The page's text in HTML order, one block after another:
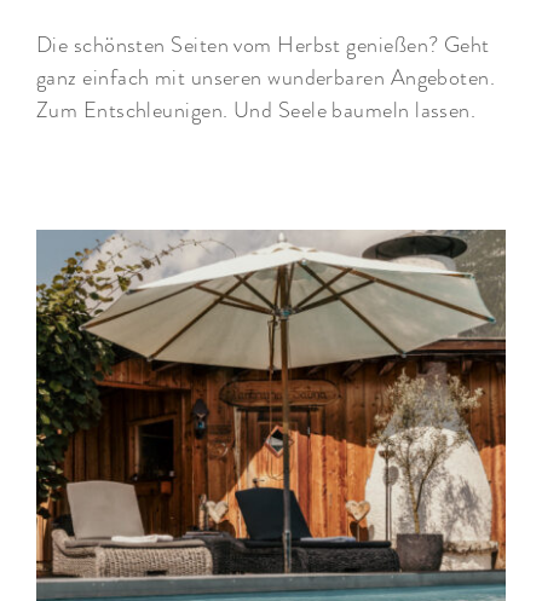
Die schönsten Seiten vom Herbst genießen? Geht
ganz einfach mit unseren wunderbaren Angeboten.
Zum Entschleunigen. Und Seele baumeln lassen.